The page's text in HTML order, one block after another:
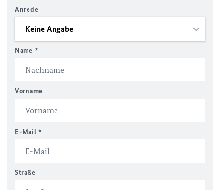
Anrede
Name *
Vorname
E-Mail *
Straße